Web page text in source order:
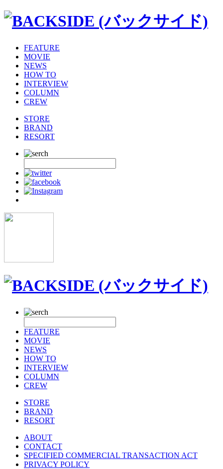
FEATURE
MOVIE
NEWS
HOW TO
INTERVIEW
COLUMN
CREW
STORE
BRAND
RESORT
FEATURE
MOVIE
NEWS
HOW TO
INTERVIEW
COLUMN
CREW
STORE
BRAND
RESORT
ABOUT
CONTACT
SPECIFIED COMMERCIAL TRANSACTION ACT
PRIVACY POLICY